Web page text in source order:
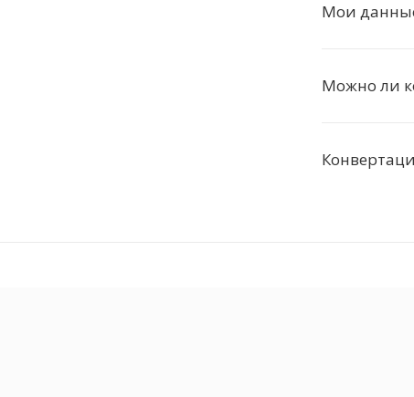
Мои
Можно ли